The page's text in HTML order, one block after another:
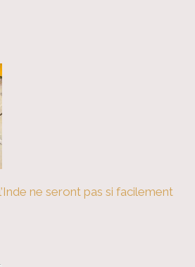
ne seront pas si facilement